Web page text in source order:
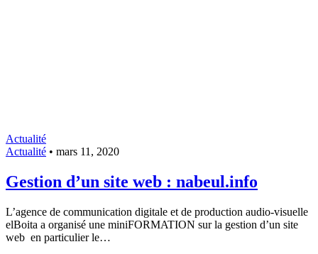
Actualité
Actualité • mars 11, 2020
Gestion d’un site web : nabeul.info
L’agence de communication digitale et de production audio-visuelle
elBoita a organisé une miniFORMATION sur la gestion d’un site
web en particulier le…